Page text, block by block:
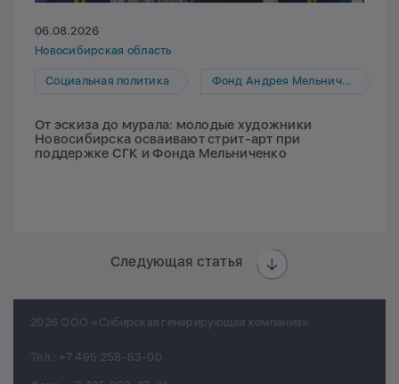
06.08.2026
Новосибирская область
Социальная политика Фонд Андрея Мельниченко
От эскиза до мурала: молодые художники
Новосибирска осваивают стрит-арт при
поддержке СГК и Фонда Мельниченко
Следующая статья
2026 ООО «Сибирская генерирующая компания»
Тел.: +7 495 258-83-00